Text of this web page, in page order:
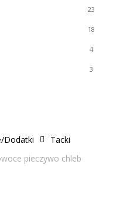
23
18
4
3
Dodatki
Tacki
pieczywo chleb